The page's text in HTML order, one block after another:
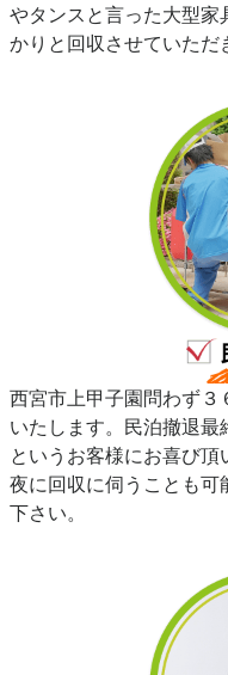
やタンスと言った大型家
かりと回収させていただ
西宮市上甲子園問わず３
いたします。民泊撤退
というお客様にお喜び
夜に回収に伺うことも可
下さい。